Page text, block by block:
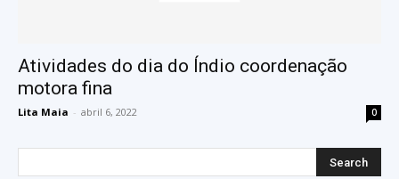
Atividades do dia do Índio coordenação
motora fina
Lita Maia - abril 6, 2022 0